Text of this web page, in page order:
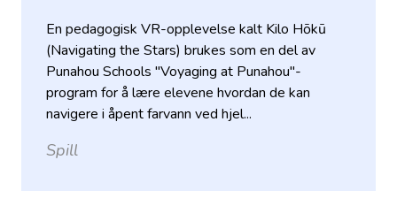
En pedagogisk VR-opplevelse kalt Kilo Hōkū
(Navigating the Stars) brukes som en del av
Punahou Schools "Voyaging at Punahou"-
program for å lære elevene hvordan de kan
navigere i åpent farvann ved hjel...
Spill